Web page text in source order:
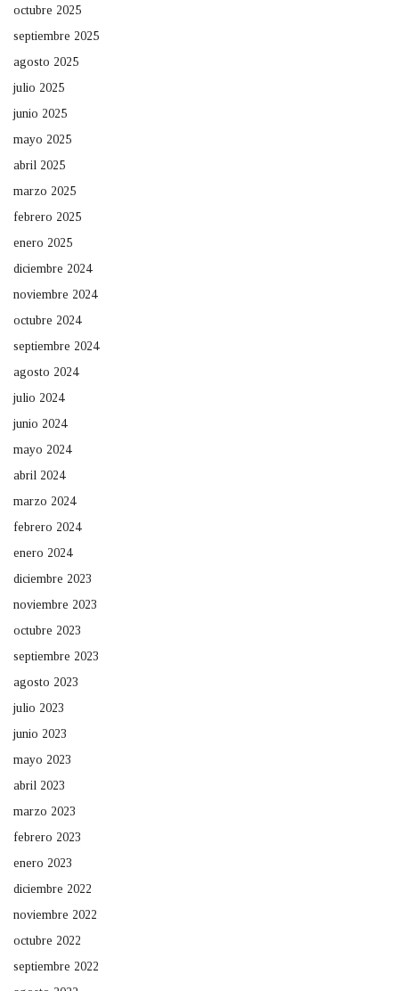
octubre 2025
septiembre 2025
agosto 2025
julio 2025
junio 2025
mayo 2025
abril 2025
marzo 2025
febrero 2025
enero 2025
diciembre 2024
noviembre 2024
octubre 2024
septiembre 2024
agosto 2024
julio 2024
junio 2024
mayo 2024
abril 2024
marzo 2024
febrero 2024
enero 2024
diciembre 2023
noviembre 2023
octubre 2023
septiembre 2023
agosto 2023
julio 2023
junio 2023
mayo 2023
abril 2023
marzo 2023
febrero 2023
enero 2023
diciembre 2022
noviembre 2022
octubre 2022
septiembre 2022